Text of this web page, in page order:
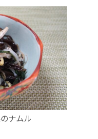
ナムル
て
き支援